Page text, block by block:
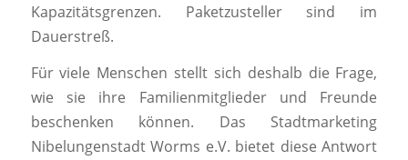
Kapazitätsgrenzen. Paketzusteller sind im
Dauerstreß.
Für viele Menschen stellt sich deshalb die Frage,
wie sie ihre Familienmitglieder und Freunde
beschenken können. Das Stadtmarketing
Nibelungenstadt Worms e.V. bietet diese Antwort